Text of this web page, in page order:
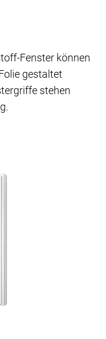
Fenster können
gestaltet
stehen